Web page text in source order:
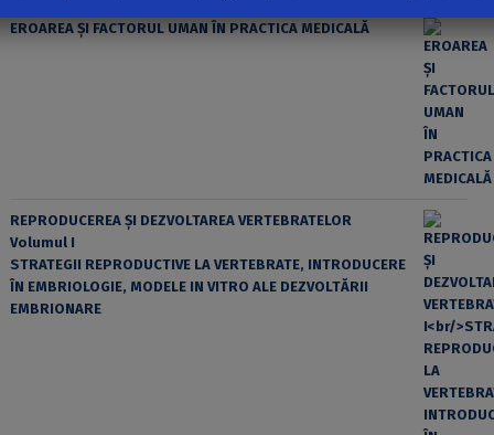
EROAREA ȘI FACTORUL UMAN ÎN PRACTICA MEDICALĂ
REPRODUCEREA ȘI DEZVOLTAREA VERTEBRATELOR
Volumul I
STRATEGII REPRODUCTIVE LA VERTEBRATE, INTRODUCERE
ÎN EMBRIOLOGIE, MODELE IN VITRO ALE DEZVOLTĂRII
EMBRIONARE